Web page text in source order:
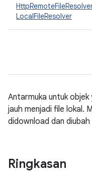
HttpRemoteFileResolver
LocalFileResolver
Antarmuka untuk
jauh menjadi file lokal.
didownload dan diubah
Ringkasan